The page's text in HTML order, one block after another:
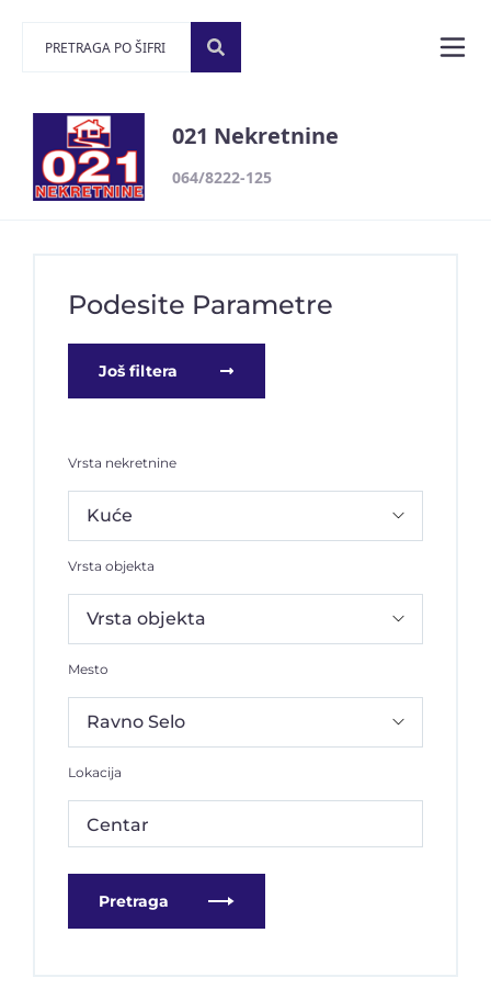
021 Nekretnine
064/8222-125
Podesite Parametre
Još filtera
Vrsta nekretnine
Vrsta objekta
Mesto
Lokacija
Centar
Pretraga